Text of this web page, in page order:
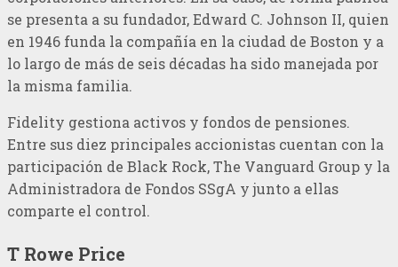
se presenta a su fundador, Edward C. Johnson II, quien
en 1946 funda la compañía en la ciudad de Boston y a
lo largo de más de seis décadas ha sido manejada por
la misma familia.
Fidelity gestiona activos y fondos de pensiones.
Entre sus diez principales accionistas cuentan con la
participación de Black Rock, The Vanguard Group y la
Administradora de Fondos SSgA y junto a ellas
comparte el control.
T Rowe Price